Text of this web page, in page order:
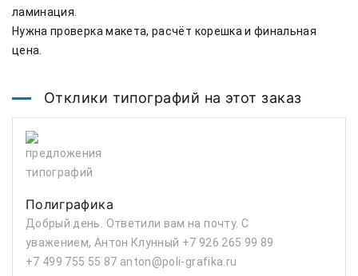
ламинация.
Нужна проверка макета, расчёт корешка и финальная
цена.
Отклики типографий на этот заказ
Полиграфика
Добрый день. Ответили вам на почту. С
уважением, Антон Клунный +7 926 265 99 89
+7 499 755 55 87 anton@poli-grafika.ru